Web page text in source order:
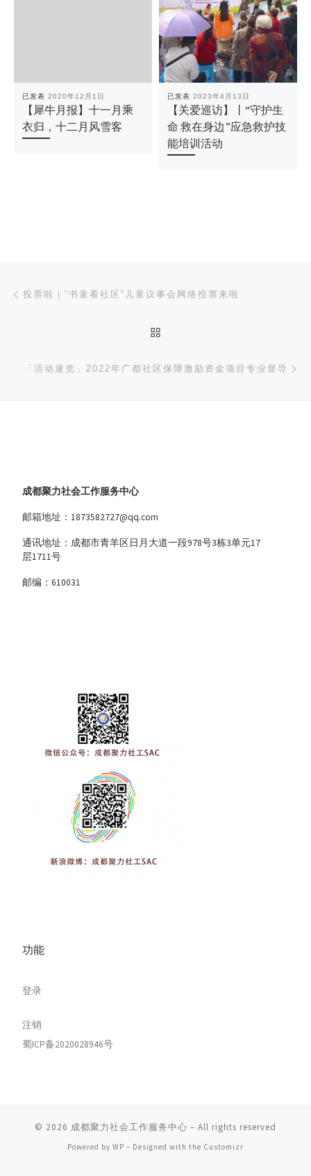
已发表 2020年12月1日
【犀牛月报】十一月乘
衣归，十二月风雪客
已发表 2023年4月13日
【关爱巡访】丨“守护生
命 救在身边”应急救护技
能培训活动
文章导航
投票啦｜“书童看社区”儿童议事会网络投票来啦
「活动速览」2022年广都社区保障激励资金项目专业督导
成都聚力社会工作服务中心
邮箱地址：1873582727@qq.com
通讯地址：成都市青羊区日月大道一段978号3栋3单元17
层1711号
邮编：610031
功能
登录
注销
蜀ICP备2020028946号
© 2026 成都聚力社会工作服务中心 – All rights reserved
Powered by WP – Designed with the Customizr